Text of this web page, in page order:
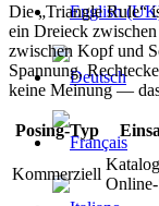
Die „Triangle Rule“
ein Dreieck
zwischen Kopf und
Spannung,
keine Meinung —
Posing-Typ
Kommerziell